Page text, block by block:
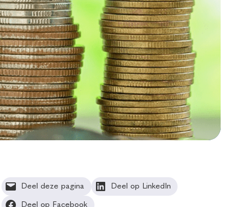
Deel deze pagina Deel op LinkedIn
Deel op Facebook